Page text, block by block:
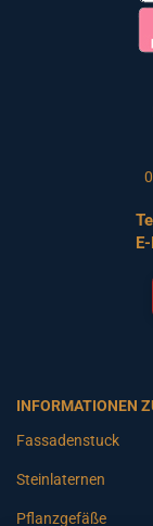
INFORMATIONEN
Fassadenstuck
Steinlaternen
Pflanzgefäße